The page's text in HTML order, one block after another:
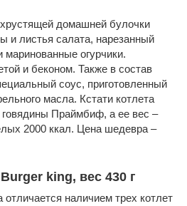
домашней булочки
и листья салата, нарезанный
огурчики.
и беконом. Также в состав
соус, приготовленный
масла. Кстати котлета
Праймбиф, а ее вес –
2000 ккал. Цена шедевра –
king, вес 430 г
наличием трех котлет